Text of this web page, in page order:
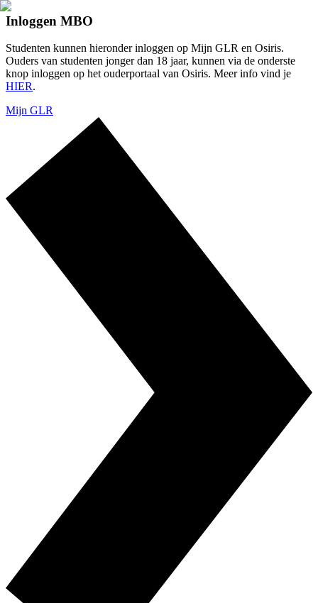
Inloggen MBO
Studenten kunnen hieronder inloggen op Mijn GLR en Osiris.
Ouders van studenten jonger dan 18 jaar, kunnen via de onderste
knop inloggen op het ouderportaal van Osiris. Meer info vind je
HIER.
Mijn GLR